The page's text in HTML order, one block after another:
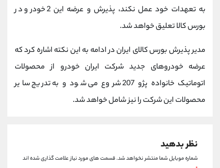
به تعهدات خود عمل نکند، پذیرش و عرضه این 2 خودرو در
بورس کالا تعلیق خواهد شد.
مدیر پذیرش بورس کالای ایران در ادامه به این نکته اشاره کرد که
عرضه خودروهای جدید شرکت ایران خودرو از محصولات
اتوماتیک خانواده پژو 207 شروع می شود و به تدریج سایر
محصولات این شرکت را نیز شامل خواهد شد.
نظر بدهید
شماره موبایل شما منتشر نخواهد شد.قسمت های مورد نیاز علامت گذاری شده اند